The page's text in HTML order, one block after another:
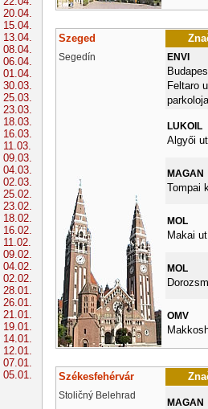
Szeged
Segedín ENVI
Feltaro
LUKOIL
Algyői ut
MAGAN
Tompai
MOL
Makai ut
MOL
OMV
Székesfehérvár
Stoličný Belehrad
MAGAN